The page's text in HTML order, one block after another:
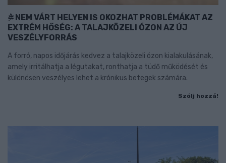
NEM VÁRT HELYEN IS OKOZHAT PROBLÉMÁKAT AZ
EXTRÉM HŐSÉG: A TALAJKÖZELI ÓZON AZ ÚJ
VESZÉLYFORRÁS
A forró, napos időjárás kedvez a talajközeli ózon kialakulásának,
amely irritálhatja a légutakat, ronthatja a tüdő működését és
különösen veszélyes lehet a krónikus betegek számára.
Szólj hozzá!